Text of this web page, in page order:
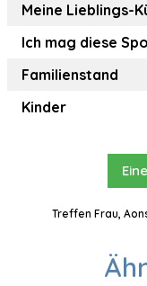
Meine Lieblings-
Ich mag diese
Familienstand
Kinder
Treffen Frau,